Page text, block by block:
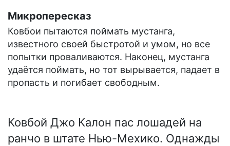
Микропересказ
Ковбои пытаются поймать мустанга,
известного своей быстротой и умом, но все
попытки проваливаются. Наконец, мустанга
удаётся поймать, но тот вырывается, падает в
пропасть и погибает свободным.
Ковбой Джо Калон пас лошадей на
ранчо в штате Нью-Мехико. Однажды